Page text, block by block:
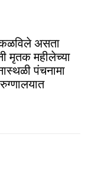
कळविले असता
मृतक महीलेच्या
पंचनामा